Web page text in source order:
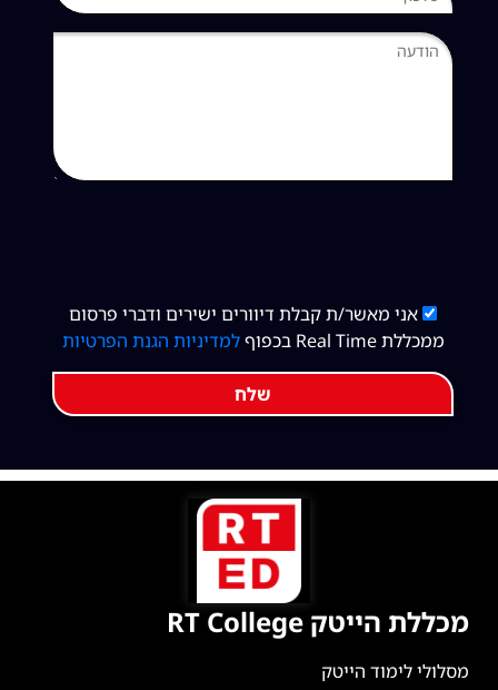
אני מאשר/ת קבלת דיוורים ישירים ודברי פרסום
ממכללת Real Time בכפוף
למדיניות הגנת הפרטיות
שלח
מכללת הייטק RT College
מסלולי לימוד הייטק